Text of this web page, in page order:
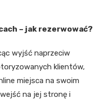
– jak rezerwować?
wyjść naprzeciw
klientów,
miejsca na swoim
na jej stronę i